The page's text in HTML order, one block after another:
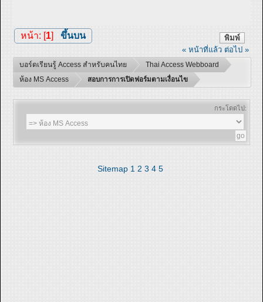
พิมพ์
หน้า: [1] ขึ้นบน
« หน้าที่แล้ว ต่อไป »
บอร์ดเรียนรู้ Access สำหรับคนไทย
Thai Access Webboard
ห้อง MS Access
สอบการการเปิดฟอร์มตามเงื่อนไข
กระโดดไป:
Sitemap 1 2 3 4 5